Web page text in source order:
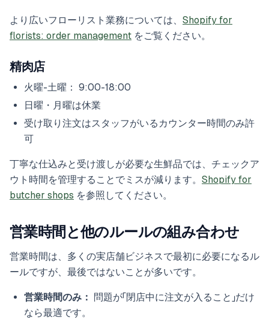
より広いフローリスト業務については、 Shopify for
florists: order management をご覧ください。
精肉店
火曜-土曜： 9:00-18:00
日曜・月曜は休業
受け取り注文はスタッフがいるカウンター時間のみ許
可
丁寧な仕込みと受け渡しが必要な生鮮品では、チェックア
ウト時間を管理することでミスが減ります。 Shopify for
butcher shops を参照してください。
営業時間と他のルールの組み合わせ
営業時間は、多くの実店舗ビジネスで最初に必要になるル
ールですが、最後ではないことが多いです。
営業時間のみ： 問題が「閉店中に注文が入ること」だけ
なら最適です。